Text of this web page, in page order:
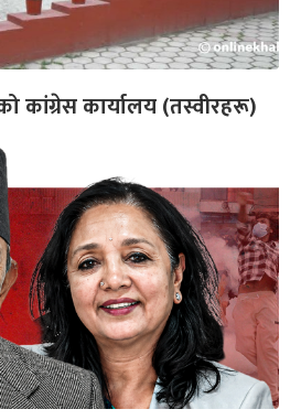
कांग्रेस कार्यालय (तस्वीरहरू)